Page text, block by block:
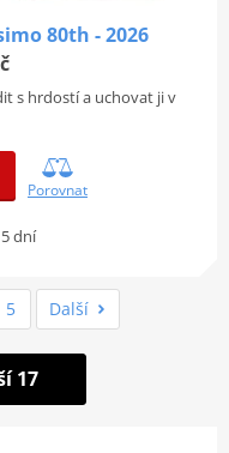
80th - 2026
s hrdostí a uchovat ji v
Porovnat
dní
5 Další
17